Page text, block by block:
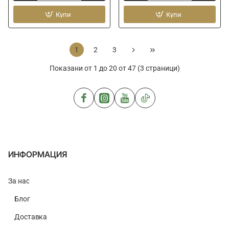
кука
Double
Купи
куки
Offset
3312
Купи
1 2 3
Показани от 1 до 20 от 47 (3 страници)
ИНФОРМАЦИЯ
За нас
Блог
Доставка